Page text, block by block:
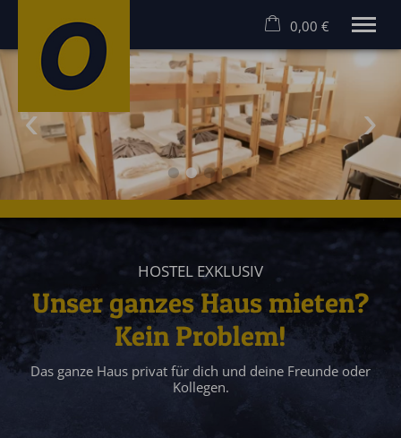
MEHR ERLEBEN! RAFTING UND CANYONING IM ALLGÄU
Rafting Allgäu
Canyoning Allgäu
Hostel
Angebote
Gruppen
Gutscheine
0,00 €
Warenkorb ist leer
HOSTEL EXKLUSIV
Unser ganzes Haus mieten?
Kein Problem!
Das ganze Haus privat für dich und deine Freunde oder
Kollegen.